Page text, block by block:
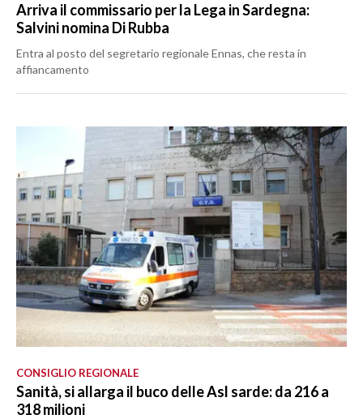
Arriva il commissario per la Lega in Sardegna:
Salvini nomina Di Rubba
Entra al posto del segretario regionale Ennas, che resta in
affiancamento
CONSIGLIO REGIONALE
Sanità, si allarga il buco delle Asl sarde: da 216 a
318 milioni